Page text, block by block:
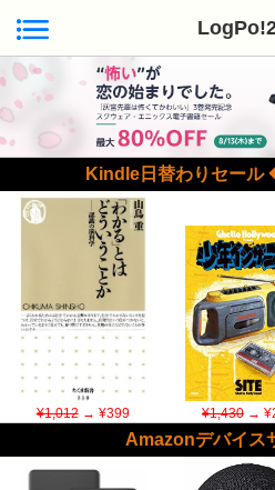
Kindle日替わりセール
¥1,012→ ¥399 ¥1,430→
Amazonデバイス